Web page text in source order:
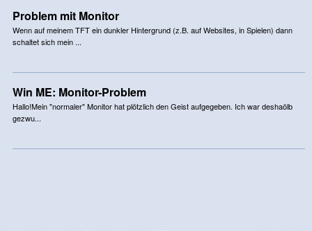
Problem mit Monitor
Wenn auf meinem TFT ein dunkler Hintergrund (z.B. auf Websites, in Spielen) dann
schaltet sich mein ...
Win ME: Monitor-Problem
Hallo!Mein "normaler" Monitor hat plötzlich den Geist aufgegeben. Ich war deshaölb
gezwu...